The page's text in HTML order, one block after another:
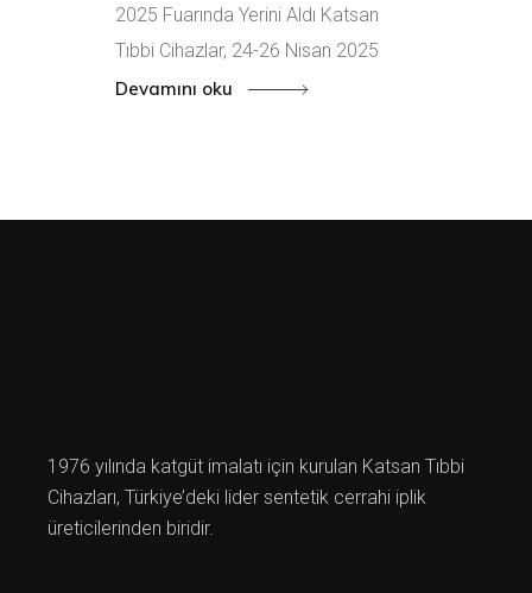
2025 Fuarında Yerini Aldı Katsan
Tıbbi Cihazlar, 24-26 Nisan 2025
Devamını oku
1976 yılında katgüt imalatı için kurulan Katsan Tıbbi
Cihazları, Türkiye’deki lider sentetik cerrahi iplik
üreticilerinden biridir.